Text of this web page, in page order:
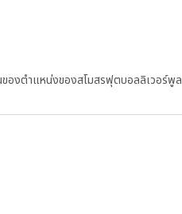
ของตำแหน่งของสโมสรฟุตบอลลิเวอร์พูล